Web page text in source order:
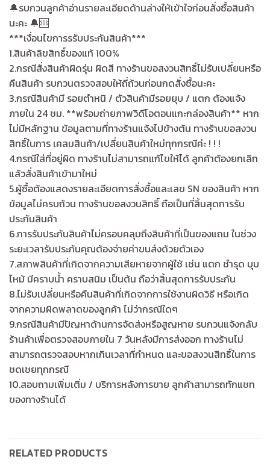
🔔รบกวนลูกค้าอ่านรายละเอียดด้านล่างให้เข้าใจก่อนสั่งซื้อสินค้า
นะคะ 🔔🆘
***เงื่อนไขการรรับประกันสินค้า***
1.สินค้าลิขสิทธิ์ของแท้ 100%
2.กรณีสั่งสินค้าผิดรุ่น ผิดสี ทางร้านขอสงวนสิทธิ์ไม่รับเปลี่ยนหรือ
คืนสินค้า รบกวนตรวจสอบให้ถี่ถ้วนก่อนกดสั่งซื้อนะคะ
3.กรณีสินค้ามี รอยตำหนิ / ตัวสินค้ามีรอยยุบ / แตก ต้องแจ้ง
ภายใน 24 ชม. **พร้อมถ่ายภาพวิดีโอตอนแกะกล่องสินค้า** หาก
ไม่มีหลักฐาน ข้อมูลตามที่ทางร้านแจ้งไปข้างต้น ทางร้านขอสงวน
สิทธิ์ในการ เคลมสินค้า/เปลี่ยนสินค้าใหม่ทุกกรณีค่ะ ! ! !
4.กรณีใส่ที่อยู่ผิด ทางร้านไม่สามารถแก้ไขให้ได้ ลูกค้าต้องยกเลิก
แล้วสั่งสินค้าเข้ามาใหม่
5.ผู้ซื้อต้องแสดงรายละเอียดการสั่งซื้อและเลข SN ของสินค้า หาก
ข้อมูลไม่ครบถ้วน ทางร้านขอสงวนสิทธิ์ ถือเป็นที่สิ้นสุดการรับ
ประกันสินค้า
6.การรับประกันสินค้าไม่ครอบคลุมถึงสินค้าที่เป็นของแถม ในช่วง
ระยะเวลารับประกันคุณต้องจ่ายค่าขนส่งด้วยตัวเอง
7.สภาพสินค้าที่เกิดจากความเสียหายจากผู้ใช้ เช่น แตก ชำรุด บุบ
ไหม้ มีคราบน้ำ คราบสนิม เป็นต้น ถือว่าสิ้นสุดการรับประกัน
8.ไม่รับเปลี่ยนหรือคืนสินค้าที่เกิดจากการใช้งานผิดวิธี หรือเกิด
จากความผิดพลาดของลูกค้า ไม่ว่ากรณีใดๆ
9.กรณีสินค้ามีปัญหาด้านการจัดส่งหรือสูญหาย รบกวนแจ้งกลับ
ร้านค้าเพื่อตรวจสอบภายใน 7 วันหลังมีการส่งออก ทางร้านไม่
สามารถตรวจสอบหากเกินเวลาที่กำหนด และขอสงวนสิทธิ์ในการ
ชดเชยทุกกรณี
10.สอบถามเพิ่มเติ่ม / บริการหลังการขาย ลูกค้าสามารถทักแชท
ของทางร้านได้
RELATED PRODUCTS